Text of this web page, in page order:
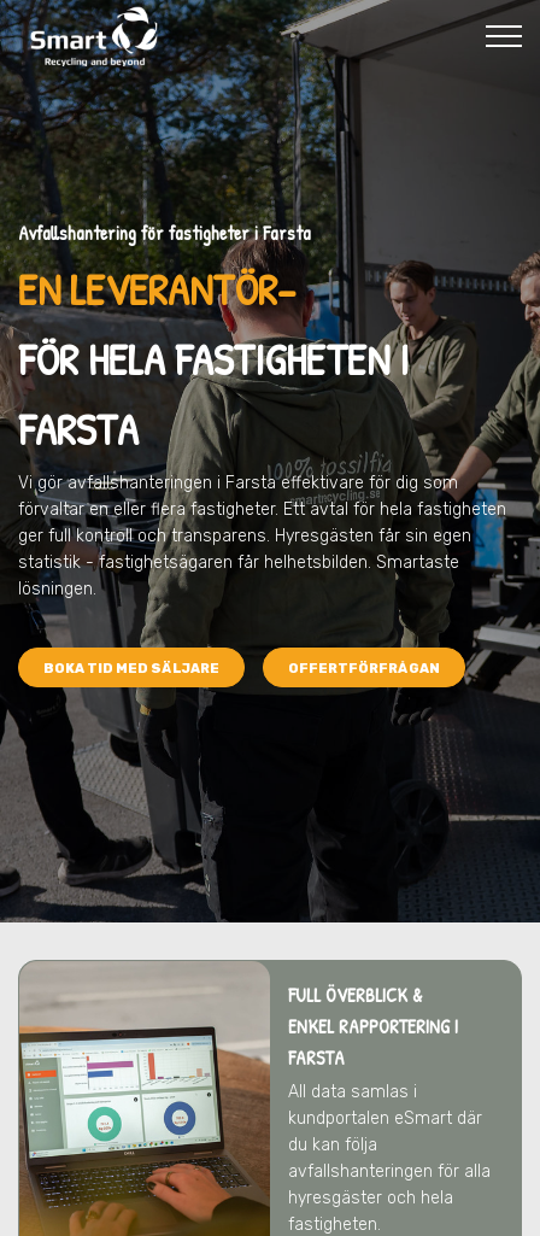
Avfallshantering för fastigheter i Farsta
EN LEVERANTÖR–
FÖR HELA FASTIGHETEN I
FARSTA
Vi gör avfallshanteringen i Farstaeffektivare för dig som
förvaltar en eller flera fastigheter. Ett avtal för hela fastigheten
ger full kontroll och transparens. Hyresgästen får sin egen
statistik - fastighetsägaren får helhetsbilden. Smartaste
lösningen.
BOKA TID MED SÄLJARE OFFERTFÖRFRÅGAN
FULL ÖVERBLICK &
ENKEL RAPPORTERING I
FARSTA
All data samlas i
kundportalen eSmart där
du kan följa
avfallshanteringen för alla
hyresgäster och hela
fastigheten.